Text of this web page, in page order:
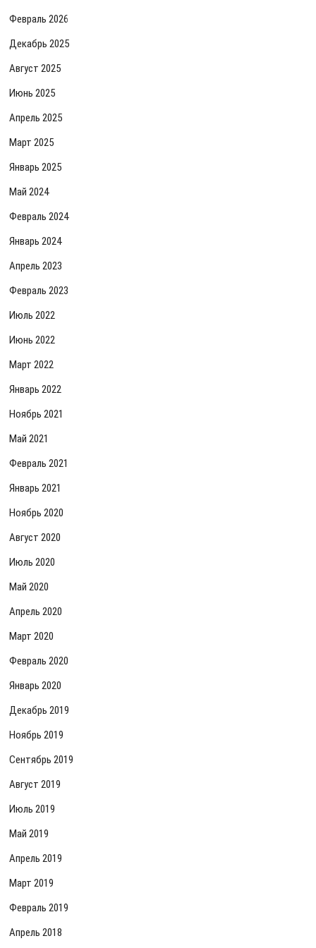
Февраль 2026
Декабрь 2025
Август 2025
Июнь 2025
Апрель 2025
Март 2025
Январь 2025
Май 2024
Февраль 2024
Январь 2024
Апрель 2023
Февраль 2023
Июль 2022
Июнь 2022
Март 2022
Январь 2022
Ноябрь 2021
Май 2021
Февраль 2021
Январь 2021
Ноябрь 2020
Август 2020
Июль 2020
Май 2020
Апрель 2020
Март 2020
Февраль 2020
Январь 2020
Декабрь 2019
Ноябрь 2019
Сентябрь 2019
Август 2019
Июль 2019
Май 2019
Апрель 2019
Март 2019
Февраль 2019
Апрель 2018